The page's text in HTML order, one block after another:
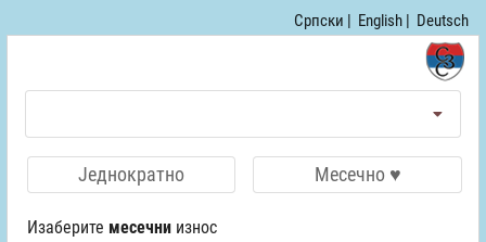
Српски | English | Deutsch
Једнократно Месечно ♥
Изаберите месечниизнос